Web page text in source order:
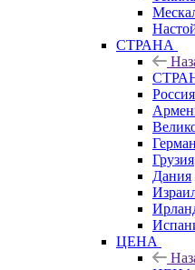
СТРАНА
Россия
Грузия
Дания
ЦЕНА